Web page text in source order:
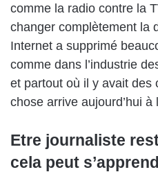
comme la radio contre la
changer complètement la
Internet a supprimé
comme dans l’industrie
et partout où il y avait des
chose arrive aujourd’hui
Etre journaliste
cela peut